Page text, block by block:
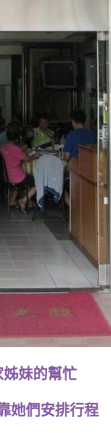
妹的幫忙
她們安排行程